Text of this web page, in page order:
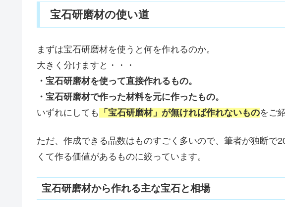
宝石研磨材の使い道
まずは宝石研磨材を使うと何を作れるのか。
大きく分けますと・・・
・宝石研磨材を使って直接作れるもの。
・宝石研磨材で作った材料を元に作ったもの。
いずれにしても
「宝石研磨材」が無ければ作れないものをご
ただ、作成できる品数はものすごく多いので、筆者が独断で
くて作る価値があるものに絞っています。
宝石研磨材から作れる主な宝石と相場